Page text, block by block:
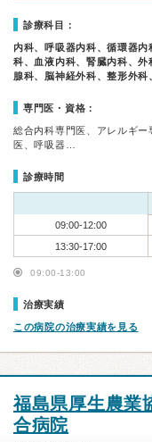
診療科目：
内科、呼吸器内科、循環器
科、血液内科、腎臓内科、
腺科、脳神経外科、整形外
専門医・資格：
総合内科専門医、アレルギ
医、呼吸器…
診療時間
09:00-12:00
13:30-17:00
09:00-13:00
治療実績
この病院の治療実績を見る
福島県厚生農業
合病院